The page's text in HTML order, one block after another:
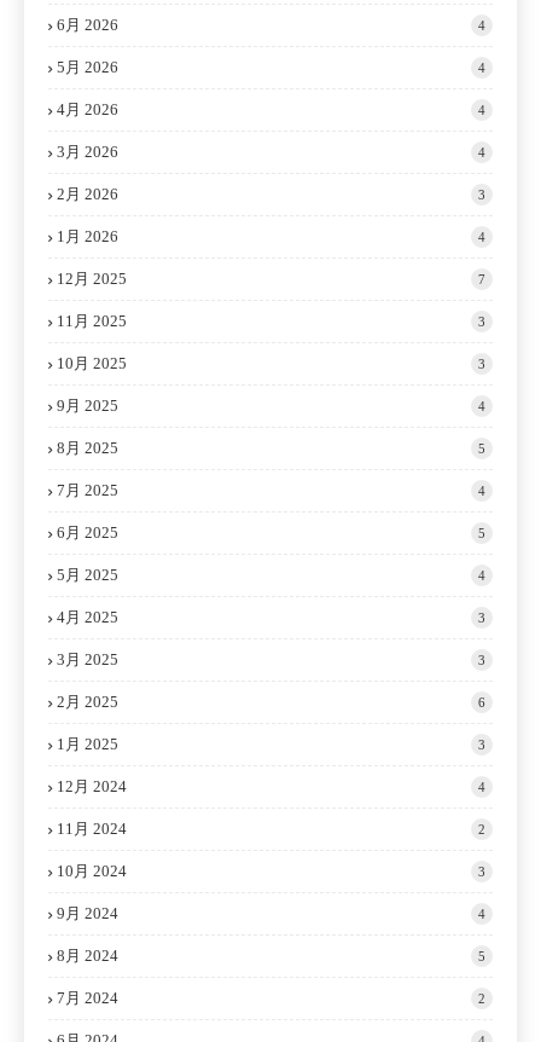
6月 2026 4
5月 2026 4
4月 2026 4
3月 2026 4
2月 2026 3
1月 2026 4
12月 2025 7
11月 2025 3
10月 2025 3
9月 2025 4
8月 2025 5
7月 2025 4
6月 2025 5
5月 2025 4
4月 2025 3
3月 2025 3
2月 2025 6
1月 2025 3
12月 2024 4
11月 2024 2
10月 2024 3
9月 2024 4
8月 2024 5
7月 2024 2